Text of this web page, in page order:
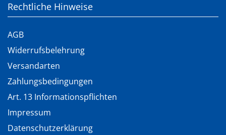
Rechtliche Hinweise
AGB
Widerrufsbelehrung
Versandarten
Zahlungsbedingungen
Art. 13 Informationspflichten
Impressum
Datenschutzerklärung